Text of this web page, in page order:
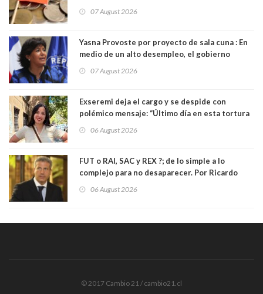
07 August 2026
Yasna Provoste por proyecto de sala cuna : En
medio de un alto desempleo, el gobierno
07 August 2026
Exseremi deja el cargo y se despide con
polémico mensaje: “Último día en esta tortura
06 August 2026
FUT o RAI, SAC y REX ?; de lo simple a lo
complejo para no desaparecer. Por Ricardo
06 August 2026
© 2017 Cambio 21 / cambio21.cl